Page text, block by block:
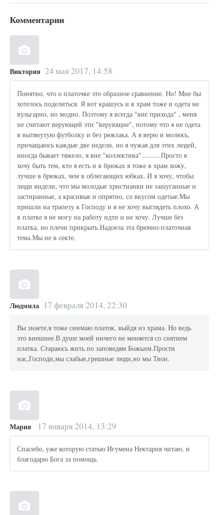
Комментарии
Виктория 24 мая 2017, 14:58
Понятно, что о платочке это образное сравнение. Но! Мне бы
хотелось поделиться. Я вот крашусь и в храм тоже и одета не
вульгарно, но модно. Поэтому я всегда "вне прихода" , меня
не считают верующей эти "верующие", потому что я не одета
в вытянутую футболку и без рюкзака. А я верю и молюсь,
причащаюсь каждые две недели, но я чужая для этих людей,
иногда бывает тяжело, я вне "коллектива"..........Просто я
хочу быть тем, кто я есть и в брюках я тоже в храм хожу,
лучше в брюках, чем в облегающих юбках. И я хочу, чтобы
люди видели, что мы молодые христианки не зашуганные и
застиранные, а красивые и опрятно, со вкусом одетые.Мы
пришли на трапезу к Господу и я не хочу выглядеть плохо. А
в платке я не могу на работу идти и не хочу. Лучше без
платка, но плечи прикрыть.Надоела эта брючно-платочная
тема.Мы не в секте.
Людмила 17 февраля 2014, 22:30
Вы знаете,я тоже снимаю платок, выйдя из храма. Но ведь
это внешнее.В душе моей ничего не меняется со снятием
платка. Стараюсь жить по заповедям Божьим.Прости
нас,Господи,мы слабые,грешные люди,но мы Твои.
Мария 17 января 2014, 13:29
Спасибо, уже которую статью Игумена Нектария читаю, и
благодарю Бога за помощь.